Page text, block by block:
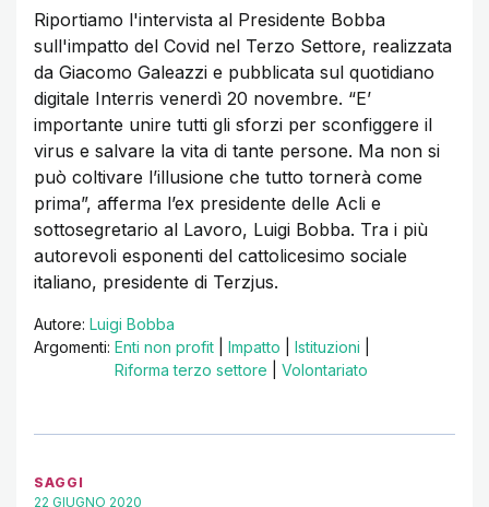
Riportiamo l'intervista al Presidente Bobba
sull'impatto del Covid nel Terzo Settore, realizzata
da Giacomo Galeazzi e pubblicata sul quotidiano
digitale Interris venerdì 20 novembre. “E’
importante unire tutti gli sforzi per sconfiggere il
virus e salvare la vita di tante persone. Ma non si
può coltivare l’illusione che tutto tornerà come
prima”, afferma l’ex presidente delle Acli e
sottosegretario al Lavoro, Luigi Bobba. Tra i più
autorevoli esponenti del cattolicesimo sociale
italiano, presidente di Terzjus.
Autore: Luigi Bobba
Argomenti: Enti non profit Impatto Istituzioni
Riforma terzo settore
Volontariato
SAGGI
22 GIUGNO 2020